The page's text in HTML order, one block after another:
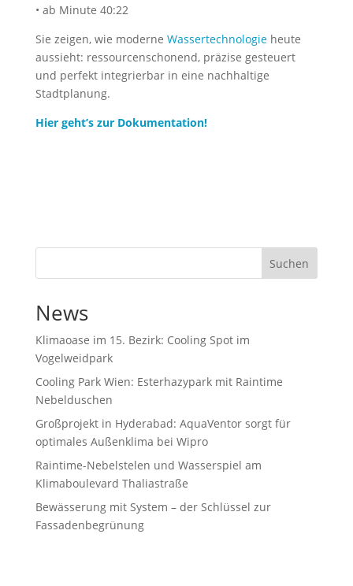
• ab Minute 40:22
Sie zeigen, wie moderne Wassertechnologieheute
aussieht: ressourcenschonend, präzise gesteuert
und perfekt integrierbar in eine nachhaltige
Stadtplanung.
Hier geht’s zur Dokumentation!
Suchen
News
Klimaoase im 15. Bezirk: Cooling Spot im
Vogelweidpark
Cooling Park Wien: Esterhazypark mit Raintime
Nebelduschen
Großprojekt in Hyderabad: AquaVentor sorgt für
optimales Außenklima bei Wipro
Raintime-Nebelstelen und Wasserspiel am
Klimaboulevard Thaliastraße
Bewässerung mit System – der Schlüssel zur
Fassadenbegrünung